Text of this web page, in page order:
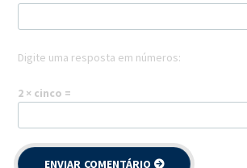
Digite uma resposta em números:
2 × cinco =